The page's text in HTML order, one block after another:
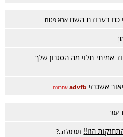
כח בעבודת השם אבא פגום
אמיתי תלוי מה הסגנון שלך
אשכנזי advfb אחרונה
עמר
הזו!! תמימלה..?